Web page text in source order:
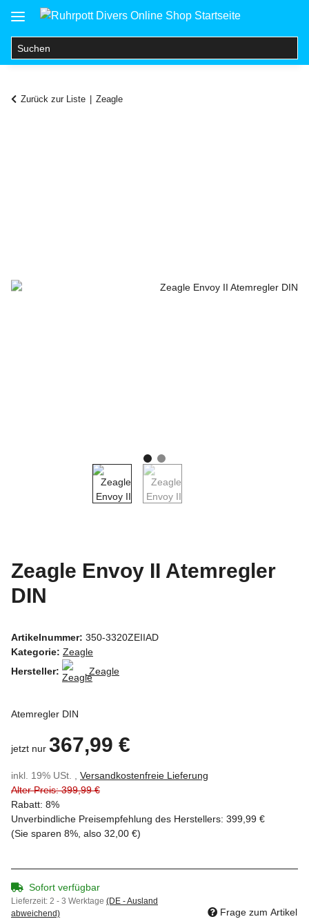
Zurück zur Liste Zeagle
Zeagle Envoy II Atemregler
DIN
Artikelnummer: 350-3320ZEIIAD
Kategorie: Zeagle
Hersteller:
Zeagle
Atemregler DIN
jetzt nur 367,99 €
inkl. 19% USt. , Versandkostenfreie Lieferung
Alter Preis: 399,99 €
Rabatt: 8%
Unverbindliche Preisempfehlung des Herstellers: 399,99 €
(Sie sparen 8% , also 32,00 €)
Sofort verfügbar
Lieferzeit: 2 - 3 Werktage (DE - Ausland
abweichend)
Frage zum Artikel